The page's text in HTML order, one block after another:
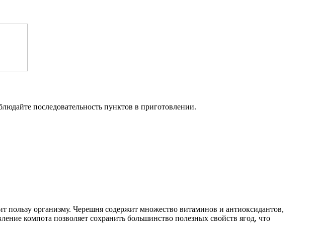
последовательность пунктов в приготовлении.
пользу организму. Черешня содержит множество витаминов и антиоксидантов,
компота позволяет сохранить большинство полезных свойств ягод, что